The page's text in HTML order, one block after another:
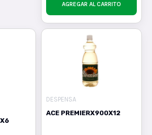
AGREGAR AL CARRITO
DESPENSA
ACE PREMIERX900X12